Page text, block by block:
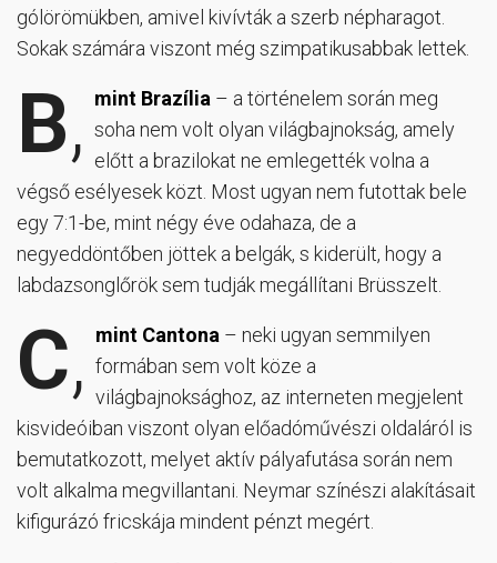
gólörömükben, amivel kivívták a szerb népharagot.
Sokak számára viszont még szimpatikusabbak lettek.
B, mint Brazília – a történelem során meg
soha nem volt olyan világbajnokság, amely
előtt a brazilokat ne emlegették volna a
végső esélyesek közt. Most ugyan nem futottak bele
egy 7:1-be, mint négy éve odahaza, de a
negyeddöntőben jöttek a belgák, s kiderült, hogy a
labdazsonglőrök sem tudják megállítani Brüsszelt.
C, mint Cantona – neki ugyan semmilyen
formában sem volt köze a
világbajnoksághoz, az interneten megjelent
kisvideóiban viszont olyan előadóművészi oldaláról is
bemutatkozott, melyet aktív pályafutása során nem
volt alkalma megvillantani. Neymar színészi alakításait
kifigurázó fricskája mindent pénzt megért.